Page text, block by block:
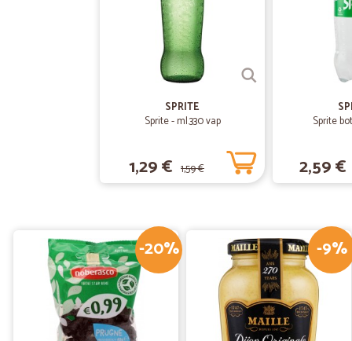
SPRITE
Sprite - ml.330 vap
1,29 € 1,59 €
Sprite
2,59 €
-20% -9%